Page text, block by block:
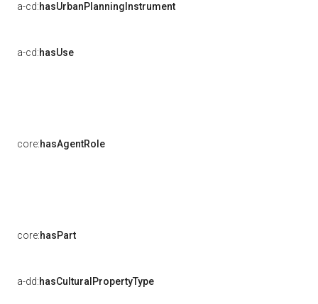
a-cd:hasUrbanPlanningInstrument
a-cd:hasUse
core:hasAgentRole
core:hasPart
a-dd:hasCulturalPropertyType